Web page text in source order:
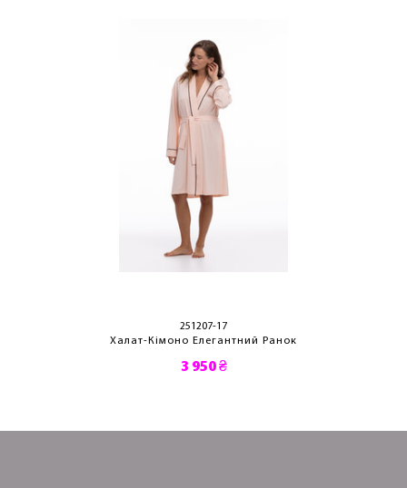
251207-17
Халат-Кімоно Елегантний Ранок
3 950 ₴